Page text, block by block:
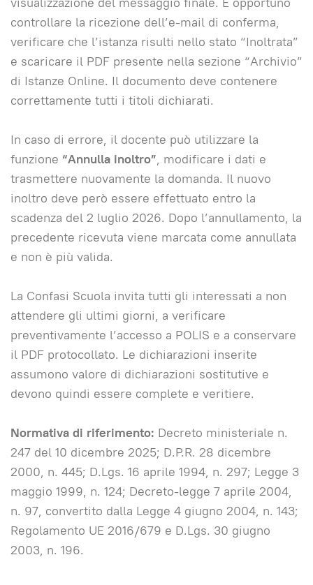
controllare la ricezione dell’e-mail di conferma,
verificare che l’istanza risulti nello stato “Inoltrata”
e scaricare il PDF presente nella sezione “Archivio”
di Istanze Online. Il documento deve contenere
correttamente tutti i titoli dichiarati.
In caso di errore, il docente può utilizzare la
funzione “Annulla inoltro”, modificare i dati e
trasmettere nuovamente la domanda. Il nuovo
inoltro deve però essere effettuato entro la
scadenza del 2 luglio 2026. Dopo l’annullamento, la
precedente ricevuta viene marcata come annullata
e non è più valida.
La Confasi Scuola invita tutti gli interessati a non
attendere gli ultimi giorni, a verificare
preventivamente l’accesso a POLIS e a conservare
il PDF protocollato. Le dichiarazioni inserite
assumono valore di dichiarazioni sostitutive e
devono quindi essere complete e veritiere.
Normativa di riferimento: Decreto ministeriale n.
247 del 10 dicembre 2025; D.P.R. 28 dicembre
2000, n. 445; D.Lgs. 16 aprile 1994, n. 297; Legge 3
maggio 1999, n. 124; Decreto-legge 7 aprile 2004,
n. 97, convertito dalla Legge 4 giugno 2004, n. 143;
Regolamento UE 2016/679 e D.Lgs. 30 giugno
2003, n. 196.